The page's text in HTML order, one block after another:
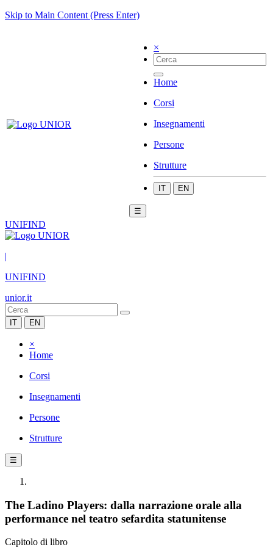
Skip to Main Content (Press Enter)
×
Home
Corsi
Insegnamenti
Persone
Strutture
IT EN
☰
UNIFIND
|
UNIFIND
unior.it
IT EN
×
Home
Corsi
Insegnamenti
Persone
Strutture
☰
The Ladino Players: dalla narrazione orale alla
performance nel teatro sefardita statunitense
Capitolo di libro